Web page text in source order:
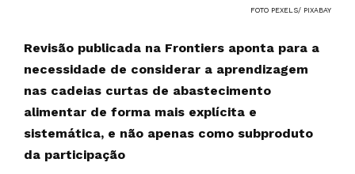
FOTO PEXELS/ PIXABAY
Revisão publicada na Frontiers aponta para a
necessidade de considerar a aprendizagem
nas cadeias curtas de abastecimento
alimentar de forma mais explícita e
sistemática, e não apenas como subproduto
da participação